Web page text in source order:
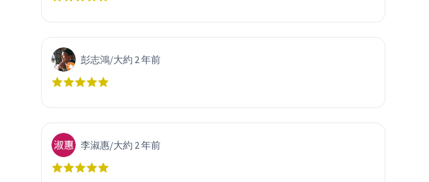
彭志鴻/大約 2 年前
李淑惠/大約 2 年前